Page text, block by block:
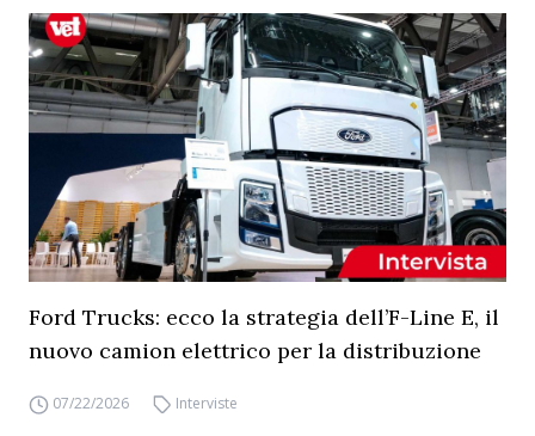
Ford Trucks: ecco la strategia dell’F-Line E, il
nuovo camion elettrico per la distribuzione
07/22/2026 Interviste